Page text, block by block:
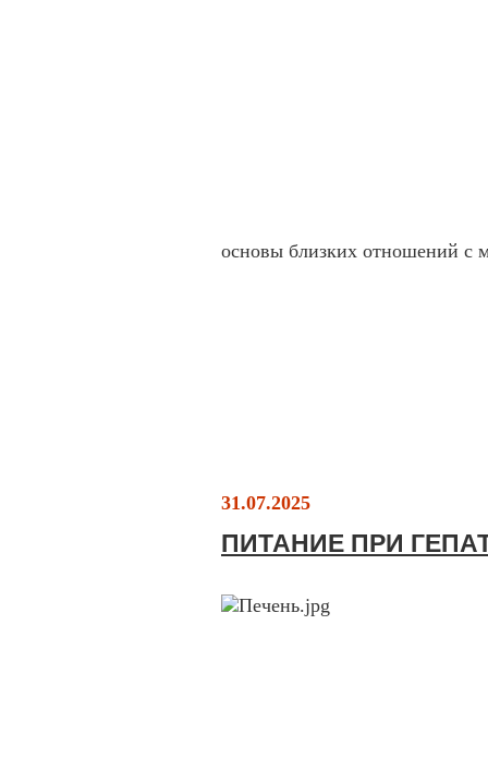
основы близких отношений с
31.07.2025
ПИТАНИЕ ПРИ